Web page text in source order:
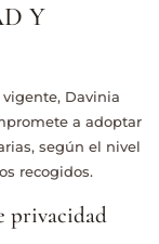
Y
Davinia
a adoptar
según el nivel
recogidos.
privacidad